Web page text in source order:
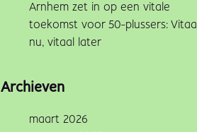
Arnhem zet in op een vitale
toekomst voor 50-plussers: Vitaal
nu, vitaal later
Archieven
maart 2026